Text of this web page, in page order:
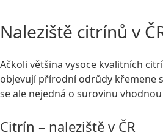
Naleziště citrínů v
Ačkoli většina vysoce kvalitních
objevují přírodní odrůdy křemene
se ale nejedná o surovinu
Citrín – naleziště v ČR